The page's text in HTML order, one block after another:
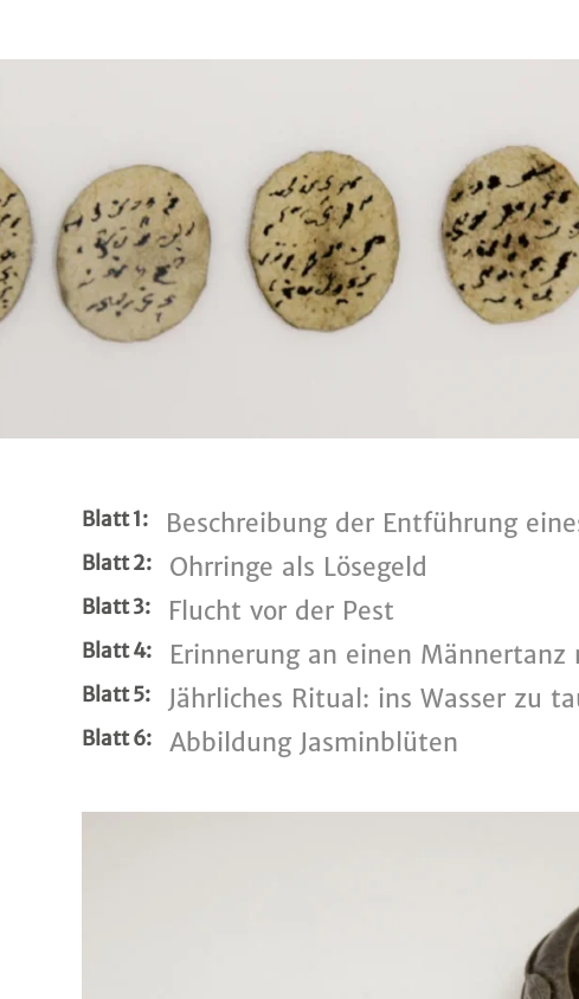
Blatt 1: Beschreibung der Entführung
Blatt 2: Ohrringe als Lösegeld
Blatt 3: Flucht vor der Pest
Blatt 4: Erinnerung an einen Männertanz
Blatt 5: Jährliches Ritual: ins Wasser zu
Blatt 6: Abbildung Jasminblüten